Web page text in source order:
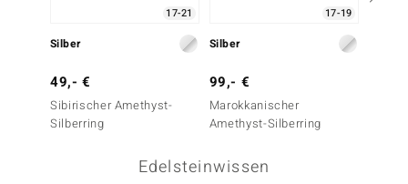
17-21
Silber
49,- €
Sibirischer Amethyst-
Silberring
17-19
Silber
99,- €
Marokkanischer
Amethyst-Silberring
Edelsteinwissen